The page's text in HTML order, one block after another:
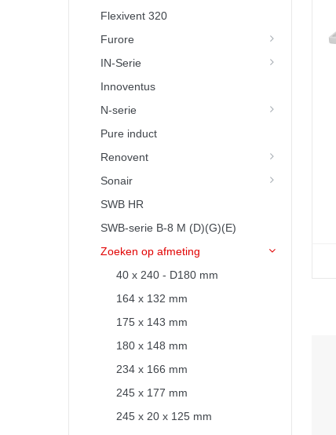
Flexivent 320
Furore
IN-Serie
Innoventus
N-serie
Pure induct
Renovent
Sonair
SWB HR
SWB-serie B-8 M (D)(G)(E)
Zoeken op afmeting
40 x 240 - D180 mm
164 x 132 mm
175 x 143 mm
180 x 148 mm
234 x 166 mm
245 x 177 mm
245 x 20 x 125 mm